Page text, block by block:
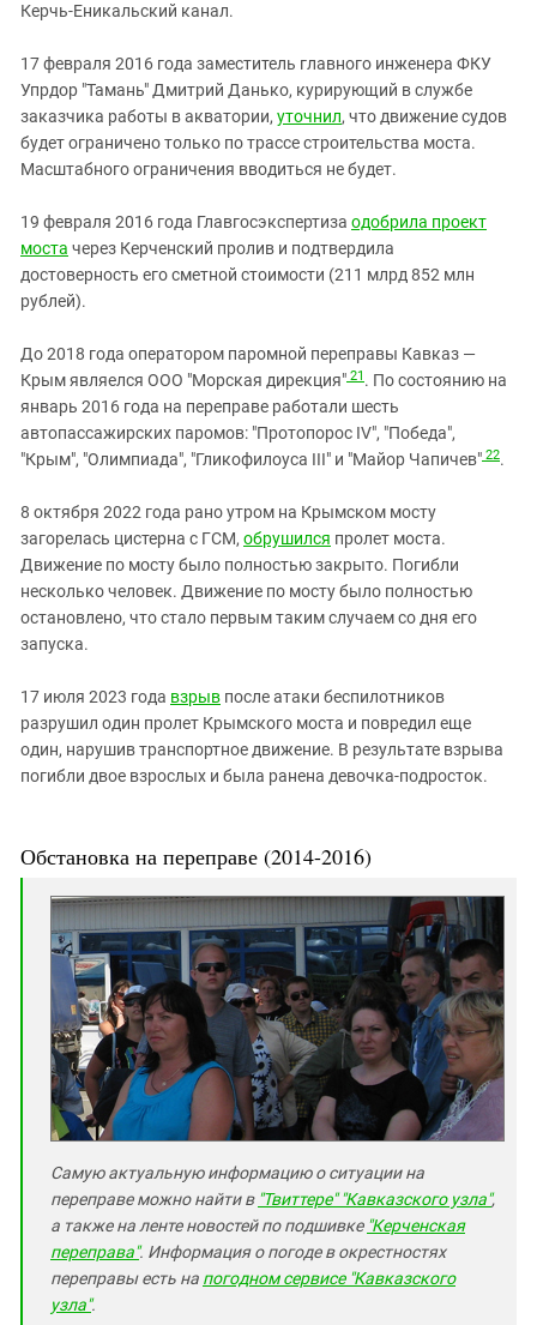
Керчь-Еникальский канал.
17 февраля 2016 года заместитель главного инженера ФКУ
Упрдор "Тамань" Дмитрий Данько, курирующий в службе
заказчика работы в акватории, уточнил, что движение судов
будет ограничено только по трассе строительства моста.
Масштабного ограничения вводиться не будет.
19 февраля 2016 года Главгосэкспертиза одобрила проект
моста через Керченский пролив и подтвердила
достоверность его сметной стоимости (211 млрд 852 млн
рублей).
До 2018 года оператором паромной переправы Кавказ —
Крым являелся ООО "Морская дирекция" 21 . По состоянию на
январь 2016 года на переправе работали шесть
автопассажирских паромов: "Протопорос IV", "Победа",
"Крым", "Олимпиада", "Гликофилоуса III" и "Майор Чапичев" 22.
8 октября 2022 года рано утром на Крымском мосту
загорелась цистерна с ГСМ, обрушился пролет моста.
Движение по мосту было полностью закрыто. Погибли
несколько человек. Движение по мосту было полностью
остановлено, что стало первым таким случаем со дня его
запуска.
17 июля 2023 года взрыв после атаки беспилотников
разрушил один пролет Крымского моста и повредил еще
один, нарушив транспортное движение. В результате взрыва
погибли двое взрослых и была ранена девочка-подросток.
Обстановка на переправе (2014-2016)
Самую актуальную информацию о ситуации на
переправе можно найти в "Твиттере" "Кавказского узла",
а также на ленте новостей по подшивке "Керченская
переправа". Информация о погоде в окрестностях
переправы есть на погодном сервисе "Кавказского
узла".